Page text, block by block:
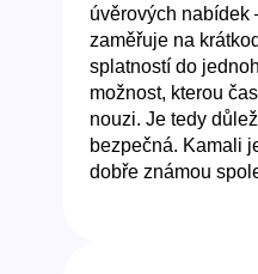
úvěrových nabídek
zaměřuje na
splatností do
možnost, kterou
nouzi. Je tedy
bezpečná. Kamali
dobře známou